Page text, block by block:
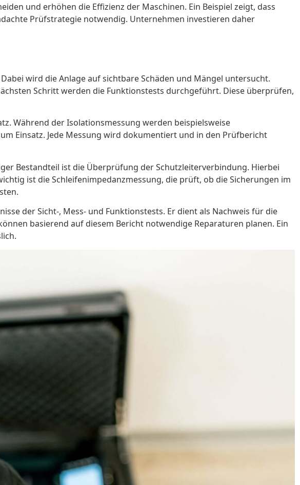
und erhöhen die Effizienz der Maschinen. Ein Beispiel zeigt, dass
Prüfstrategie notwendig. Unternehmen investieren daher
wird die Anlage auf sichtbare Schäden und Mängel untersucht.
Schritt werden die Funktionstests durchgeführt. Diese überprüfen,
Während der Isolationsmessung werden beispielsweise
Einsatz. Jede Messung wird dokumentiert und in den Prüfbericht
Bestandteil ist die Überprüfung der Schutzleiterverbindung. Hierbei
ist die Schleifenimpedanzmessung, die prüft, ob die Sicherungen im
der Sicht-, Mess- und Funktionstests. Er dient als Nachweis für die
basierend auf diesem Bericht notwendige Reparaturen planen. Ein